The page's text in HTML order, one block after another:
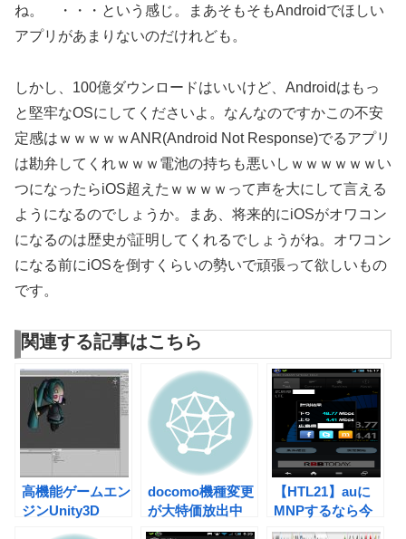
ね。 ・・・という感じ。まあそもそもAndroidでほしい
アプリがあまりないのだけれども。
しかし、100億ダウンロードはいいけど、Androidはもっ
と堅牢なOSにしてくださいよ。なんなのですかこの不安
定感はｗｗｗｗｗANR(Android Not Response)でるアプリ
は勘弁してくれｗｗｗ電池の持ちも悪いしｗｗｗｗｗｗい
つになったらiOS超えたｗｗｗｗって声を大にして言える
ようになるのでしょうか。まあ、将来的にiOSがオワコン
になるのは歴史が証明してくれるでしょうがね。オワコン
になる前にiOSを倒すくらいの勢いで頑張って欲しいもの
です。
関連する記事はこちら
高機能ゲームエン
ジンUnity3D
docomo機種変更
が大特価放出中
だ、お前ら急げ
【HTL21】auに
MNPするなら今
がチャンスっぽ